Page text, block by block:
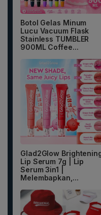
Botol Gelas Minum
Lucu Vacuum Flask
Stainless TUMBLER
900ML Coffee...
Glad2Glow
Lip Serum 7g | Lip
Serum 3in1 |
Melembapkan,...